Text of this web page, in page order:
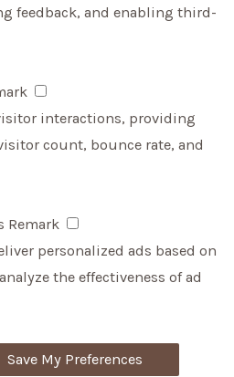
feedback, and enabling third-
interactions, providing
count, bounce rate, and
Remark
personalized ads based on
the effectiveness of ad
Save My Preferences